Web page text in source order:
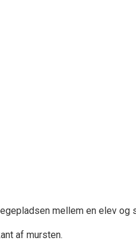
mellem en elev og
af mursten.